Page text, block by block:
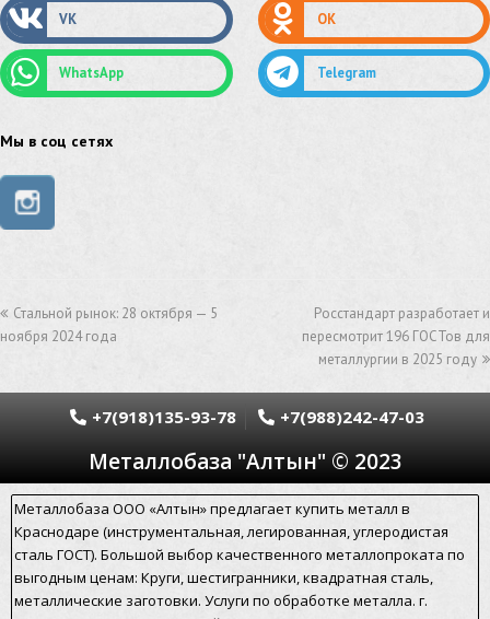
сетка оцинкованная сетка стальная
сетка из нержавеющей стали
швеллер стальной
швеллер нержавеющий
уголок нержавеющий
уголок стальной
уголок из нержавейки электросварная труба
электросварная труба гост
электросварная прямошовная труба
алюминиевый уголок алюминиевая сетка
алюминиевая труба арматура стальная гост
VK OK
WhatsApp Telegram
Мы в соц сетях
Стальной рынок: 28 октября — 5
ноября 2024 года
Росстандарт разработает и
пересмотрит 196 ГОСТов для
металлургии в 2025 году
Металлобаза "Алтын" © 2023
+7(918)135-93-78 +7(988)242-47-03
Металлобаза ООО «Алтын» предлагает купить металл в
Краснодаре (инструментальная, легированная, углеродистая
сталь ГОСТ). Большой выбор качественного металлопроката по
выгодным ценам: Круги, шестигранники, квадратная сталь,
металлические заготовки. Услуги по обработке металла. г.